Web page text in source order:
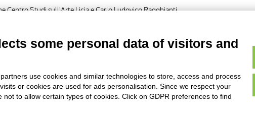
Centro Studi sull'Arte Licia e Carlo Ludovico Ragghianti
some personal data of visitors and
use cookies and similar technologies to store, access and process
or cookies are used for ads personalisation. Since we respect your
not to allow certain types of cookies. Click on GDPR preferences to find